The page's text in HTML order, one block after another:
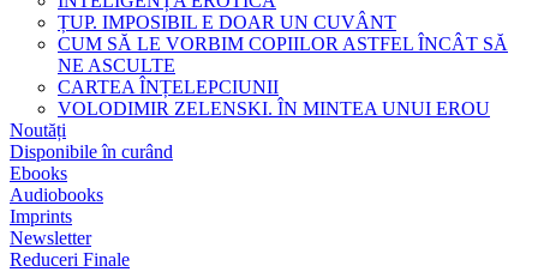
ȚUP. IMPOSIBIL E DOAR UN CUVÂNT
CUM SĂ LE VORBIM COPIILOR ASTFEL ÎNCÂT SĂ
NE ASCULTE
CARTEA ÎNȚELEPCIUNII
VOLODIMIR ZELENSKI. ÎN MINTEA UNUI EROU
Noutăți
Disponibile în curând
Ebooks
Audiobooks
Imprints
Newsletter
Reduceri Finale